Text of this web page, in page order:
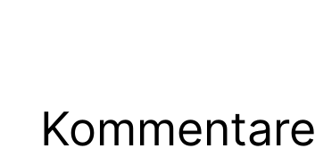
Kommentare